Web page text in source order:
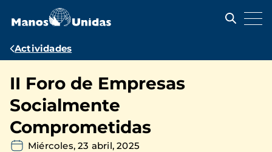
contenido
Ruta
navegación
Actividades
II Foro de Empresas
Socialmente
Comprometidas
Miércoles, 23 abril, 2025